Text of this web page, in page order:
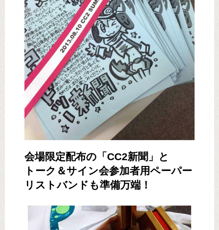
会場限定配布の「CC2新聞」と
トーク＆サイン会参加者用ペーパー
リストバンドも準備万端！